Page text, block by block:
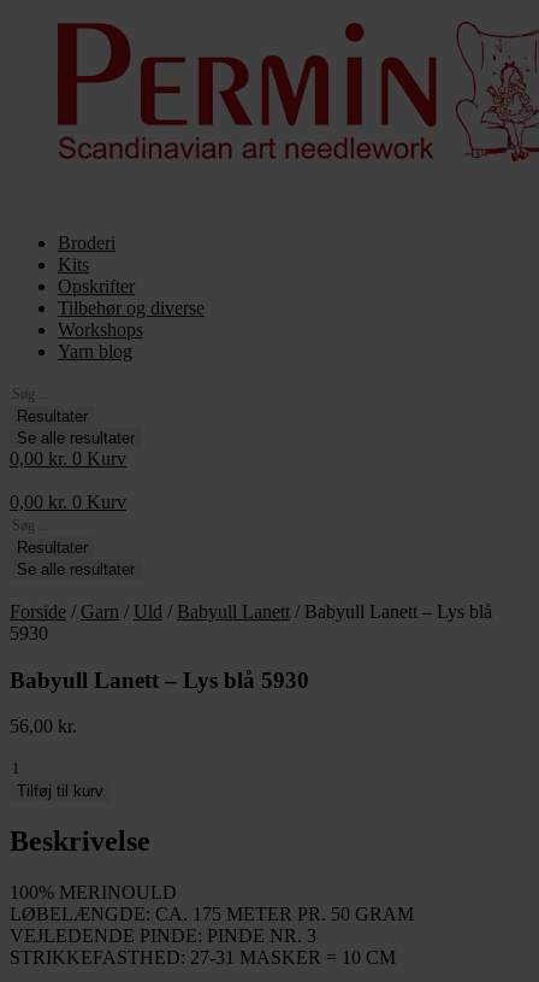
Broderi
Kits
Opskrifter
Tilbehør og diverse
Workshops
Yarn blog
Search
...Resultater
Se alle resultater
0,00 kr. 0 Kurv
0,00 kr. 0 Kurv
Search
...Resultater
Se alle resultater
Forside / Garn / Uld / Babyull Lanett / Babyull Lanett – Lys blå
5930
Babyull Lanett – Lys blå 5930
56,00 kr.
Babyull
Lanett
Lys
blå
antal
Tilføj til kurv
Beskrivelse
100% MERINOULD
LØBELÆNGDE: CA. 175 METER PR. 50 GRAM
VEJLEDENDE PINDE: PINDE NR. 3
STRIKKEFASTHED: 27-31 MASKER = 10 CM